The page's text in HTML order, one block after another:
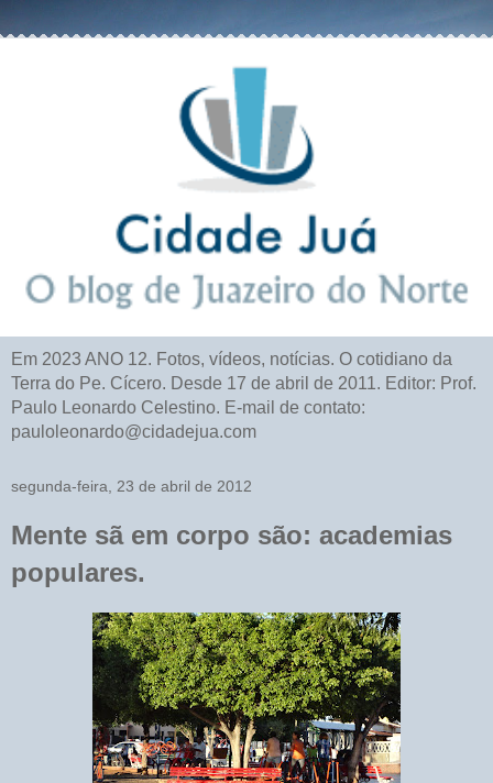
Em 2023 ANO 12. Fotos, vídeos, notícias. O cotidiano da
Terra do Pe. Cícero. Desde 17 de abril de 2011. Editor: Prof.
Paulo Leonardo Celestino. E-mail de contato:
pauloleonardo@cidadejua.com
segunda-feira, 23 de abril de 2012
Mente sã em corpo são: academias
populares.